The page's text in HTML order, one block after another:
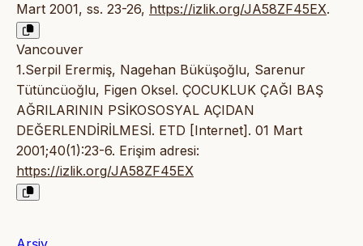
Mart 2001, ss. 23-26, https://izlik.org/JA58ZF45EX.
Vancouver
1.Serpil Erermiş, Nagehan Büküşoğlu, Sarenur
Tütüncüoğlu, Figen Oksel. ÇOCUKLUK ÇAĞI BAŞ
AĞRILARININ PSİKOSOSYAL AÇIDAN
DEĞERLENDİRİLMESİ. ETD [Internet]. 01 Mart
2001;40(1):23-6. Erişim adresi:
https://izlik.org/JA58ZF45EX